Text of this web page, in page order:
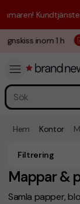
Kundtjänsten har
inom 1 h
Hem Kontor
Mappar &
Samla papper,
Filtrering